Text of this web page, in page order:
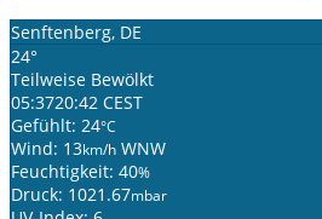
Senftenberg, DE
24°
Teilweise Bewölkt
05:3720:42 CEST
Gefühlt: 24°C
Wind: 13km/h WNW
Feuchtigkeit: 40%
Druck: 1021.67mbar